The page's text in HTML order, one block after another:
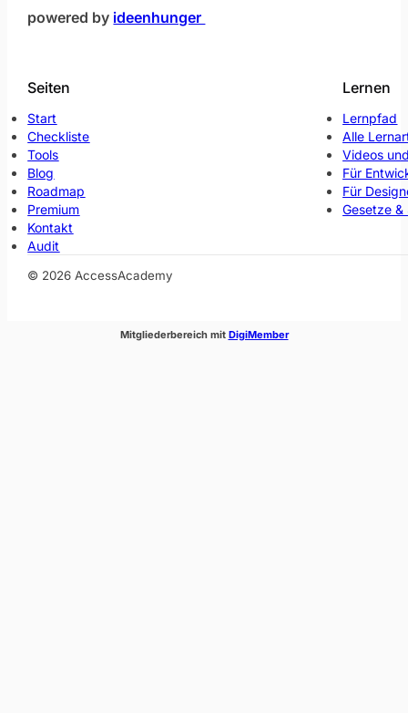
powered by ideenhunger
Seiten
Start
Checkliste
Tools
Blog
Roadmap
Premium
Kontakt
Audit
Lernen
Lernpfad
Alle
Videos
Für
Für
Gesetze
© 2026 AccessAcademy
Mitgliederbereich mit DigiMember(öffnet im neuen